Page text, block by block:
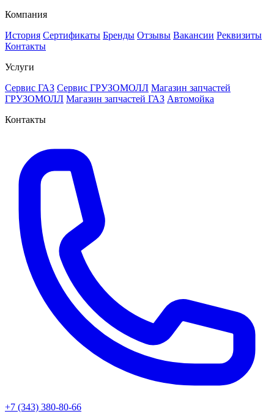
Компания
История Сертификаты Бренды Отзывы Вакансии Реквизиты
Контакты
Услуги
Сервис ГАЗ Сервис ГРУЗОМОЛЛ Магазин запчастей
ГРУЗОМОЛЛ Магазин запчастей ГАЗ Автомойка
Контакты
+7 (343) 380-80-66